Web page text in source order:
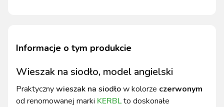
Informacje o tym produkcie
Wieszak na siodło, model angielski
Praktycznywieszak na siodłow kolorze czerwonym
od renomowanej marki KERBLto doskonałe